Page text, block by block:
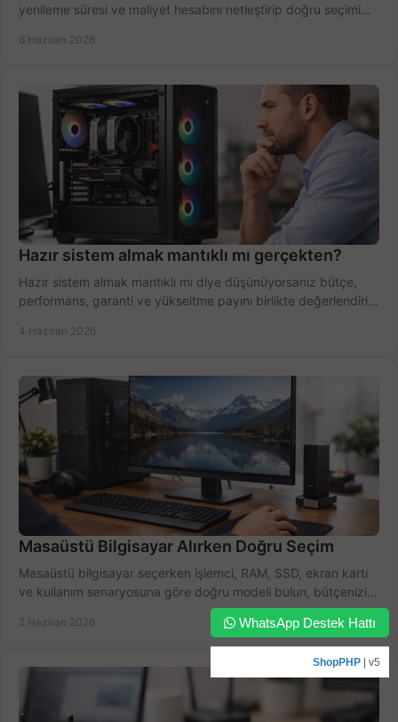
yenileme süresi ve maliyet hesabını netleştirip doğru seçimi
6 Haziran 2026
Hazır sistem almak mantıklı mı gerçekten?
Hazır sistem almak mantıklı mı diye düşünüyorsanız bütçe,
performans, garanti ve yükseltme payını birlikte değerlendirin,
4 Haziran 2026
Masaüstü Bilgisayar Alırken Doğru Seçim
Masaüstü bilgisayar seçerken işlemci, RAM, SSD, ekran kartı
ve kullanım senaryosuna göre doğru modeli bulun, bütçenizi
2 Haziran 2026 WhatsApp Destek Hattı
ShopPHP | v5